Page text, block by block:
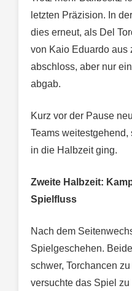
letzten Präzision. In
dies erneut, als Del
von Kaio Eduardo aus
abschloss, aber nur
abgab.
Kurz vor der Pause
Teams
in die Halbzeit ging.
Zweite Halbzeit:
Spielfluss
Nach dem
Spielgeschehen.
schwer, Torchancen
versuchte das Spiel